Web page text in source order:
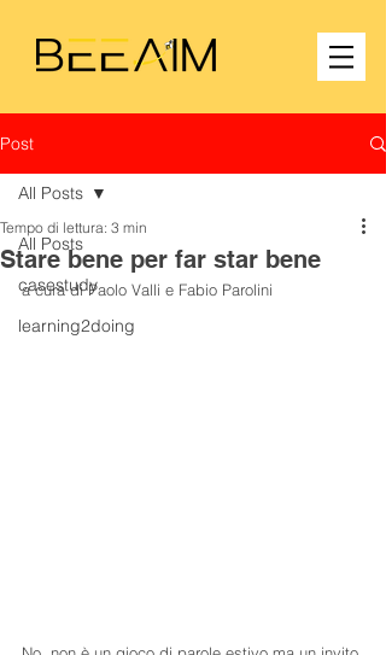
Post
All Posts
casestudy
learning2doing
All Posts
Stare bene per far star bene
Tempo di lettura: 3 min
a cura di Paolo Valli e Fabio Parolini